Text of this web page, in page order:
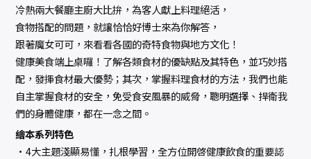
冷熱兩大餐廳主廚大比拚，為客人獻上料理絕活，
食物搭配的問題，就讓恰恰好博士來為你解答，
跟著魔女可可，來看看各國的奇特食物與地方文化！
健康美食端上桌囉！了解各類食材的優缺點及其特色，並巧妙搭
配，發揮食材最大優勢；其次，掌握料理食材的方法，我們也能
自主掌握食材的安全，免受食安風暴的威脅，聰明選擇、捍衛我
們的身體健康，都在一念之間。
繪本系列特色
•4大主題淺顯易懂，扎根學習，全方位開啓健康飲食的重要認